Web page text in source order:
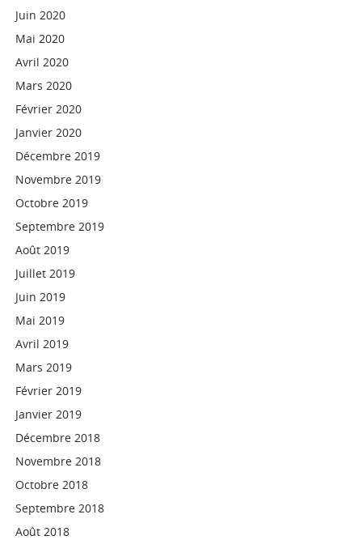
Juin 2020
Mai 2020
Avril 2020
Mars 2020
Février 2020
Janvier 2020
Décembre 2019
Novembre 2019
Octobre 2019
Septembre 2019
Août 2019
Juillet 2019
Juin 2019
Mai 2019
Avril 2019
Mars 2019
Février 2019
Janvier 2019
Décembre 2018
Novembre 2018
Octobre 2018
Septembre 2018
Août 2018